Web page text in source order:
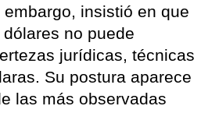
insistió en que
no puede
jurídicas, técnicas
Su postura aparece
las más observadas